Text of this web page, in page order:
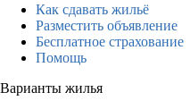
Как сдавать жильё
Разместить объявление
Бесплатное страхование
Помощь
Варианты жилья